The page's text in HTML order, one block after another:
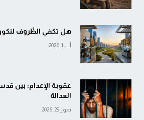
هل تكفي الظّروف
آب 1, 2026
عقوبة الإعدام: بين
العدالة
تموز 29, 2026